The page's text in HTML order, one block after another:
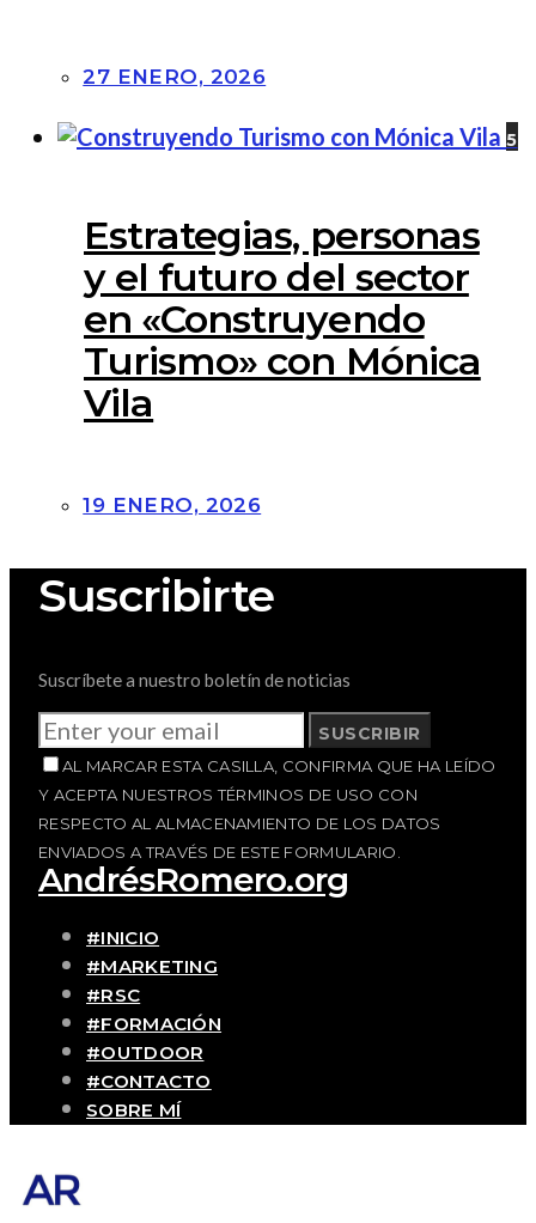
27 ENERO, 2026
5
Estrategias, personas
y el futuro del sector
en «Construyendo
Turismo» con Mónica
Vila
19 ENERO, 2026
Suscribirte
Suscríbete a nuestro boletín de noticias
SUSCRIBIR
AL MARCAR ESTA CASILLA, CONFIRMA QUE HA LEÍDO
Y ACEPTA NUESTROS TÉRMINOS DE USO CON
RESPECTO AL ALMACENAMIENTO DE LOS DATOS
ENVIADOS A TRAVÉS DE ESTE FORMULARIO.
AndrésRomero.org
#INICIO
#MARKETING
#RSC
#FORMACIÓN
#OUTDOOR
#CONTACTO
SOBRE MÍ
Romero. Experiencias personales y